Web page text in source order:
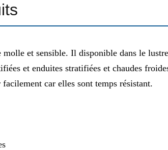
et sensible. Il disponible dans le
et enduites stratifiées et chaudes
car elles sont temps résistant.